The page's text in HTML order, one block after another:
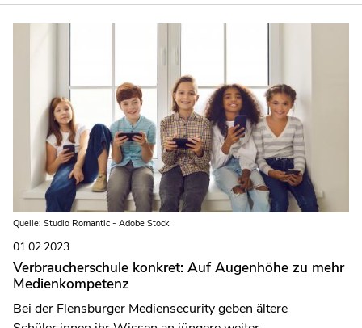
Quelle: Studio Romantic - Adobe Stock
01.02.2023
Verbraucherschule konkret: Auf Augenhöhe zu mehr
Medienkompetenz
Bei der Flensburger Mediensecurity geben ältere